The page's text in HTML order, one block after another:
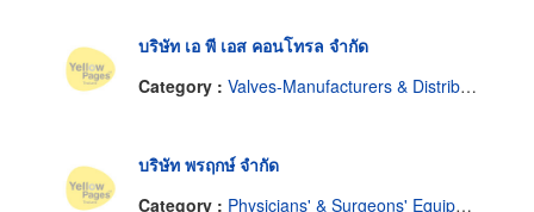
บริษัท เอ พี เอส คอนโทรล จำกัด
Category : Valves-Manufacturers & Distributors
บริษัท พรฤกษ์ จำกัด
Category : Physicians' & Surgeons' Equipment & Supplies